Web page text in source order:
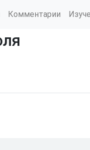
Комментарии